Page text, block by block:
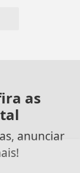
as
anunciar